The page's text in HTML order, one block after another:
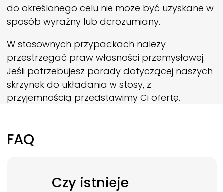
do określonego celu nie może być uzyskane w
sposób wyraźny lub dorozumiany.
W stosownych przypadkach należy
przestrzegać praw własności przemysłowej.
Jeśli potrzebujesz porady dotyczącej naszych
skrzynek do układania w stosy, z
przyjemnością przedstawimy Ci ofertę.
FAQ
Czy istnieje